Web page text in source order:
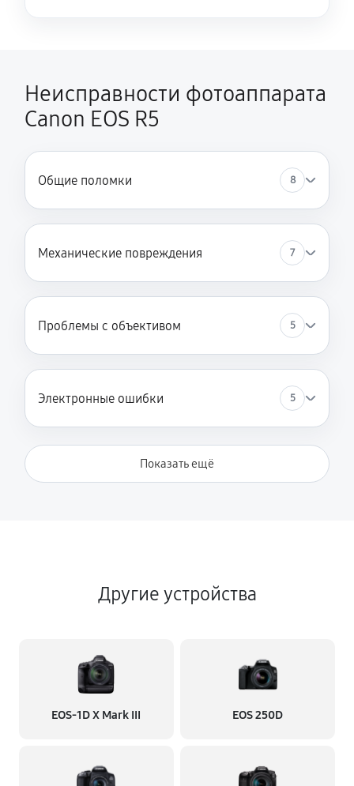
Неисправности фотоаппарата
Canon EOS R5
Общие поломки 8
Механические повреждения 7
Проблемы с объективом 5
Электронные ошибки 5
Показать ещё
Другие устройства
EOS‑1D X Mark III EOS 250D